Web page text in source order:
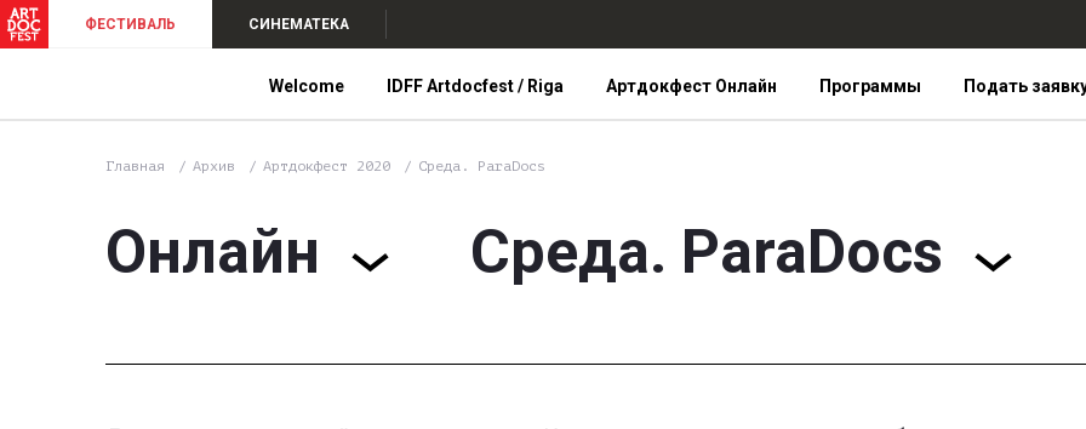
ФЕСТИВАЛЬ СИНЕМАТЕКА
Welcome IDFF Artdocfest / Riga Артдокфест Онлайн Программы Подать
Главная Архив Артдокфест 2020 Среда. ParaDocs
Онлайн Среда. ParaDocs